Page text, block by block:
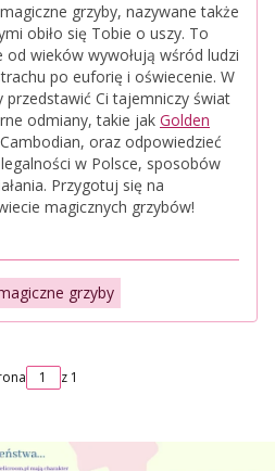
grzyby, nazywane także
obiło się Tobie o uszy. To
wieków wywołują wśród ludzi
po euforię i oświecenie. W
przedstawić Ci tajemniczy świat
odmiany, takie jak Golden
oraz odpowiedzieć
w Polsce, sposobów
Przygotuj się na
magicznych grzybów!
grzyby
z 1